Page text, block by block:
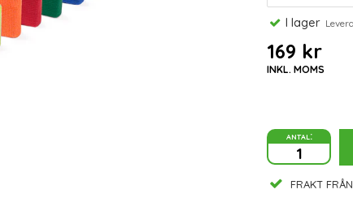
I lager
169 kr
INKL. MOMS
antal:
FRAKT